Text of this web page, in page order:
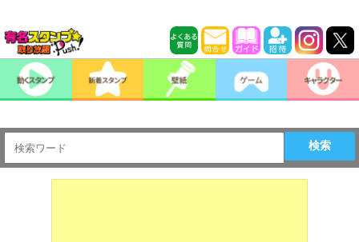
検索